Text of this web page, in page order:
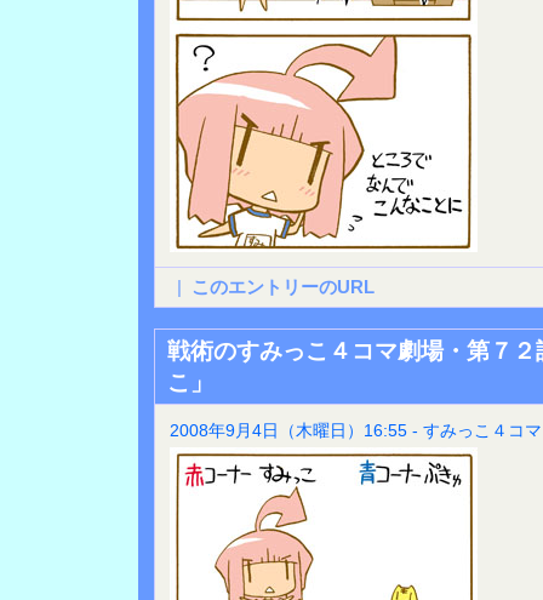
| このエントリーのURL
戦術のすみっこ４コマ劇場・第７
こ」
2008年9月4日（木曜日）16:55 - すみっこ４コマ